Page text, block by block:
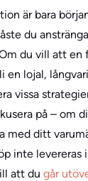
är bara
du
du vill att en
en lojal,
vissa
på – om
med ditt
inte
att du går